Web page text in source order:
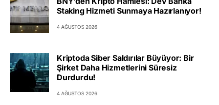
Staking Hizmeti Sunmaya Hazırlanıyor!
4 AĞUSTOS 2026
Kriptoda Siber Saldırılar Büyüyor: Bir
Şirket Daha Hizmetlerini Süresiz
Durdurdu!
4 AĞUSTOS 2026